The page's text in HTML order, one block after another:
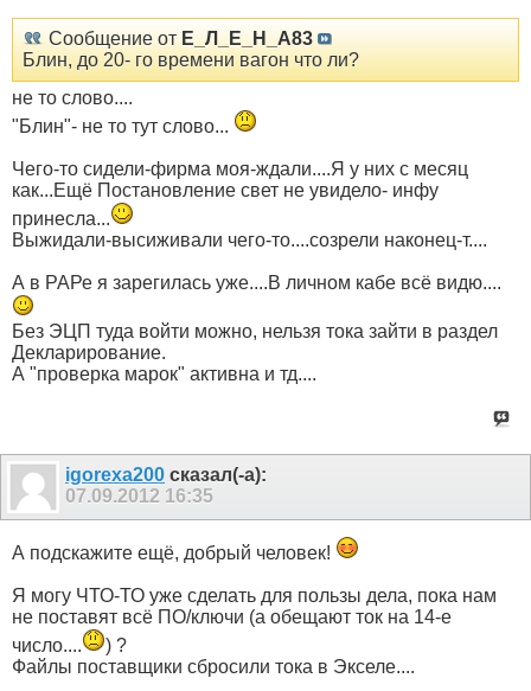
Сообщение от Е_Л_Е_Н_А83
Блин, до 20- го времени вагон что ли?
не то слово....
"Блин"- не то тут слово...
Чего-то сидели-фирма моя-ждали....Я у них с месяц
как...Ещё Постановление свет не увидело- инфу
принесла...
Выжидали-высиживали чего-то....созрели наконец-т....
А в РАРе я зарегилась уже....В личном кабе всё видю....
Без ЭЦП туда войти можно, нельзя тока зайти в раздел
Декларирование.
А "проверка марок" активна и тд....
igorexa200 сказал(-а):
07.09.2012 16:35
А подскажите ещё, добрый человек!
Я могу ЧТО-ТО уже сделать для пользы дела, пока нам
не поставят всё ПО/ключи (а обещают ток на 14-е
число....
) ?
Файлы поставщики сбросили тока в Экселе....